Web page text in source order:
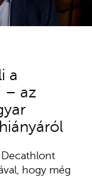
a
– az
Decathlont
hogy még